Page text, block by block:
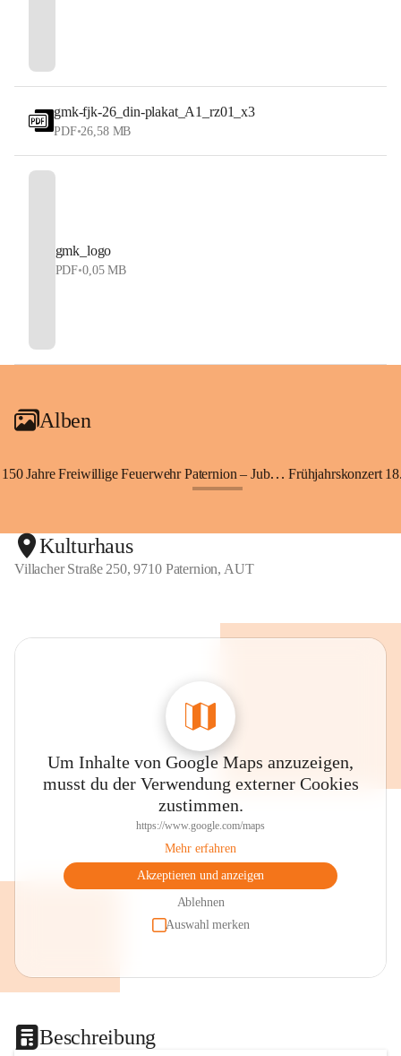
gmk-fjk-26_din-plakat_A1_rz01_x3
PDF•26,58 MB
gmk_logo
PDF•0,05 MB
Alben
150 Jahre Freiwillige Feuerwehr Paternion – Jubiläumsfest Frühjahrskonzert
Kulturhaus
Villacher Straße 250, 9710 Paternion, AUT
Um Inhalte von Google Maps anzuzeigen,
musst du der Verwendung externer Cookies
zustimmen.
https://www.google.com/maps
Mehr erfahren
Akzeptieren und anzeigen
Ablehnen
Auswahl merken
Beschreibung